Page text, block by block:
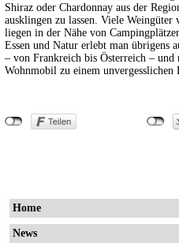
Shiraz oder Chardonnay aus der
ausklingen zu lassen. Viele
liegen in der Nähe von
Essen und Natur erlebt man übrigens
– von Frankreich bis Österreich – und
Wohnmobil zu einem unvergesslichen
Home
News